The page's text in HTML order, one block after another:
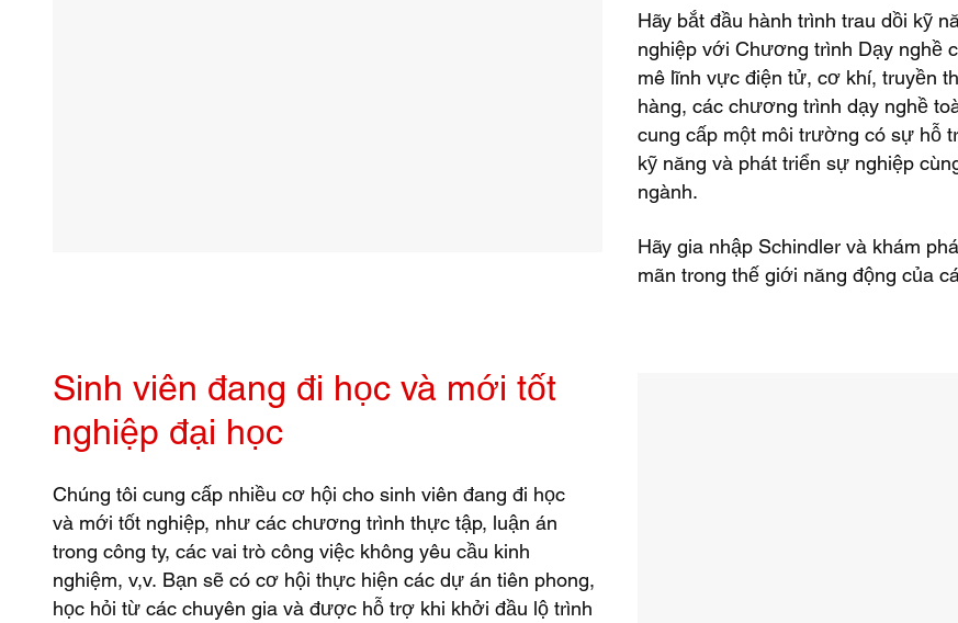
Hãy bắt đầu hành trình trau dồi kỹ
nghiệp với Chương trình Dạy nghề
mê lĩnh vực điện tử, cơ khí, truyền
hàng, các chương trình dạy nghề
cung cấp một môi trường có sự hỗ
kỹ năng và phát triển sự nghiệp
ngành.
Hãy gia nhập Schindler và khám
mãn trong thế giới năng động của
Sinh viên đang đi học và mới tốt
nghiệp đại học
Chúng tôi cung cấp nhiều cơ hội cho sinh viên đang đi học
và mới tốt nghiệp, như các chương trình thực tập, luận án
trong công ty, các vai trò công việc không yêu cầu kinh
nghiệm, v,v.​ Bạn sẽ có cơ hội thực hiện các dự án tiên phong,
học hỏi từ các chuyên gia và được hỗ trợ khi khởi đầu lộ trình